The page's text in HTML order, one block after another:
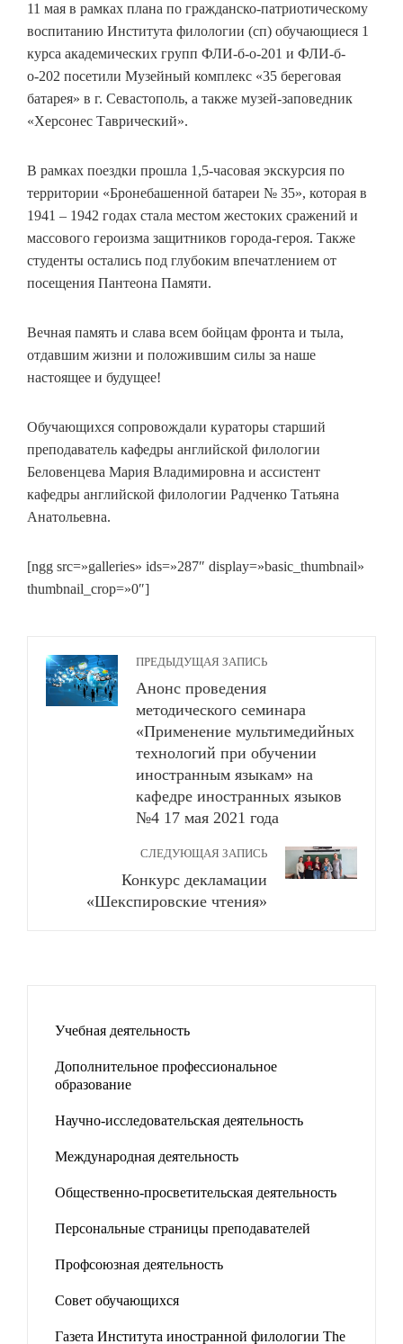
11 мая в рамках плана по гражданско-патриотическому
воспитанию Института филологии (сп) обучающиеся 1
курса академических групп ФЛИ-б-о-201 и ФЛИ-б-
о-202 посетили Музейный комплекс «35 береговая
батарея» в г. Севастополь, а также музей-заповедник
«Херсонес Таврический».
В рамках поездки прошла 1,5-часовая экскурсия по
территории «Бронебашенной батареи № 35», которая в
1941 – 1942 годах стала местом жестоких сражений и
массового героизма защитников города-героя. Также
студенты остались под глубоким впечатлением от
посещения Пантеона Памяти.
Вечная память и слава всем бойцам фронта и тыла,
отдавшим жизни и положившим силы за наше
настоящее и будущее!
Обучающихся сопровождали кураторы старший
преподаватель кафедры английской филологии
Беловенцева Мария Владимировна и ассистент
кафедры английской филологии Радченко Татьяна
Анатольевна.
[ngg src=»galleries» ids=»287″ display=»basic_thumbnail»
thumbnail_crop=»0″]
ПРЕДЫДУЩАЯ ЗАПИСЬ
Анонс проведения
методического семинара
«Применение мультимедийных
технологий при обучении
иностранным языкам» на
кафедре иностранных языков
№4 17 мая 2021 года
СЛЕДУЮЩАЯ ЗАПИСЬ
Конкурс декламации
«Шекспировские чтения»
Учебная деятельность
Дополнительное профессиональное
образование
Научно-исследовательская деятельность
Международная деятельность
Общественно-просветительская деятельность
Персональные страницы преподавателей
Профсоюзная деятельность
Совет обучающихся
Газета Института иностранной филологии The